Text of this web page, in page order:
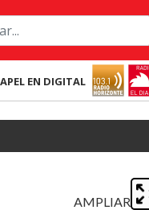
EN DIGITAL
AMPLIAR